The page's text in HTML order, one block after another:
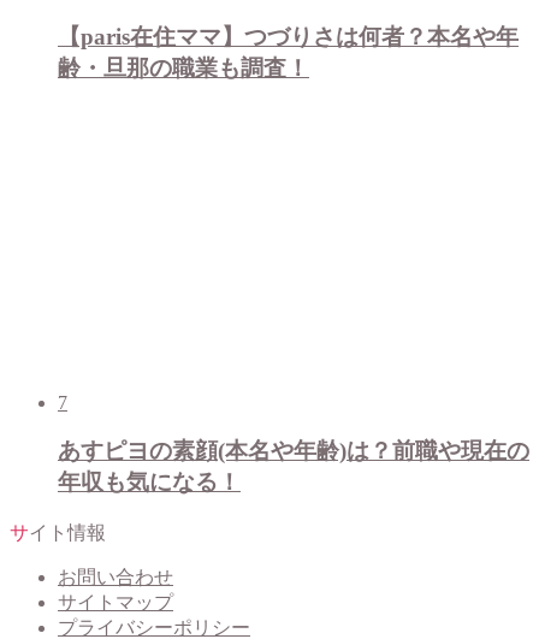
【paris在住ママ】つづりさは何者？本名や年
齢・旦那の職業も調査！
7
あすピヨの素顔(本名や年齢)は？前職や現在の
年収も気になる！
サイト情報
お問い合わせ
サイトマップ
プライバシーポリシー